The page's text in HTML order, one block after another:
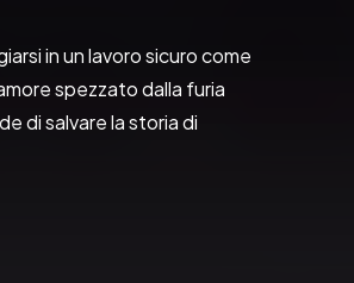
in un lavoro sicuro come
spezzato dalla furia
di salvare la storia di